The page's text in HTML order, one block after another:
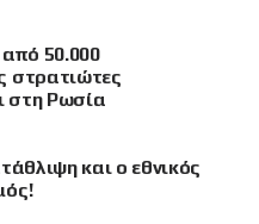
50.000
στρατιώτες
στη Ρωσία
και ο εθνικός